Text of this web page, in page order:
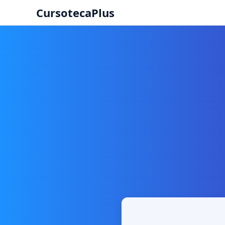
CursotecaPlus